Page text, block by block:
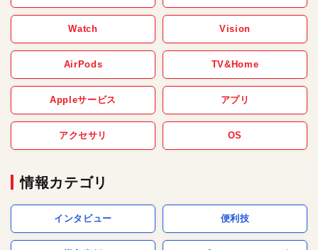
Watch Vision
AirPods TV&Home
Appleサービス アプリ
アクセサリ OS
情報カテゴリ
インタビュー 便利技